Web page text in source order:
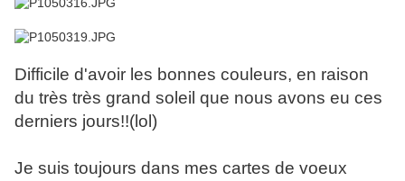
Difficile d'avoir les bonnes couleurs, en raison
du très très grand soleil que nous avons eu ces
derniers jours!!(lol)
Je suis toujours dans mes cartes de voeux